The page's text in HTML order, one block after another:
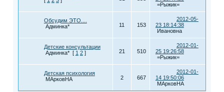
=Рыжик=
Обсудим ЭТО....
Админка*
11 153
2012-05-
23 18:14:38
Ивановна
Детские консультации
Админка* [ 1 2 ] 21 510
2012-01-
25 19:26:58
=Рыжик=
Детская психология
МАрковНА
2 667
2012-01-
14 19:50:06
МАрковНА